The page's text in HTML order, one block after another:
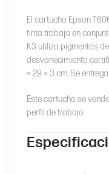
El cartucho Epson
tinta trabaja en
K3 utiliza pigmentos
desvanecimiento
× 29 × 3 cm. Se
Este cartucho se
perfil de trabajo.